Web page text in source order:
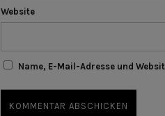
Website
Name, E-Mail-Adresse und